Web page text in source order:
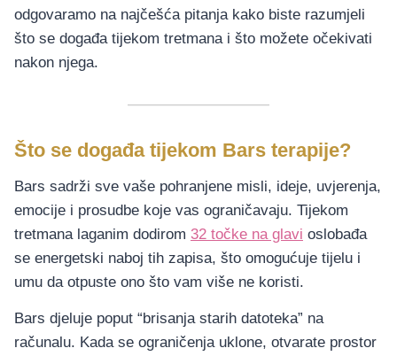
odgovaramo na najčešća pitanja kako biste razumjeli
što se događa tijekom tretmana i što možete očekivati
nakon njega.
Što se događa tijekom Bars terapije?
Bars sadrži sve vaše pohranjene misli, ideje, uvjerenja,
emocije i prosudbe koje vas ograničavaju. Tijekom
tretmana laganim dodirom 32 točke na glavi oslobađa
se energetski naboj tih zapisa, što omogućuje tijelu i
umu da otpuste ono što vam više ne koristi.
Bars djeluje poput “brisanja starih datoteka” na
računalu. Kada se ograničenja uklone, otvarate prostor